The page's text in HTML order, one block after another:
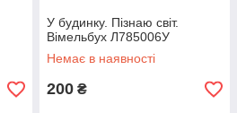
У будинку. Пізнаю світ.
Вімельбух Л785006У
Немає в наявності
200 ₴